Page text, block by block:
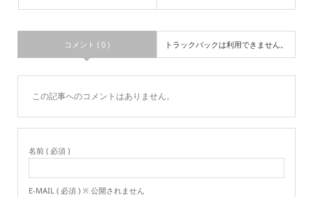
コメント ( 0 ) トラックバックは利用できません。
この記事へのコメントはありません。
名前 ( 必須 )
E-MAIL ( 必須 ) ※ 公開されません